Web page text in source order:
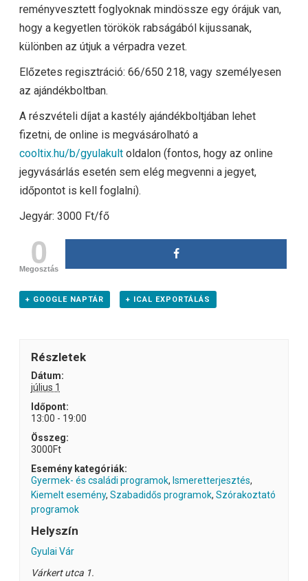
reményvesztett foglyoknak mindössze egy órájuk van,
hogy a kegyetlen törökök rabságából kijussanak,
különben az útjuk a vérpadra vezet.
Előzetes regisztráció: 66/650 218, vagy személyesen
az ajándékboltban.
A részvételi díjat a kastély ajándékboltjában lehet
fizetni, de online is megvásárolható a
cooltix.hu/b/gyulakult oldalon (fontos, hogy az online
jegyvásárlás esetén sem elég megvenni a jegyet,
időpontot is kell foglalni).
Jegyár: 3000 Ft/fő
0
Megosztás
+ GOOGLE NAPTÁR + ICAL EXPORTÁLÁS
Részletek
Dátum:
július 1
Időpont:
13:00 - 19:00
Összeg:
3000Ft
Esemény kategóriák:
Gyermek- és családi programok, Ismeretterjesztés,
Kiemelt esemény, Szabadidős programok, Szórakoztató
programok
Helyszín
Gyulai Vár
Várkert utca 1.